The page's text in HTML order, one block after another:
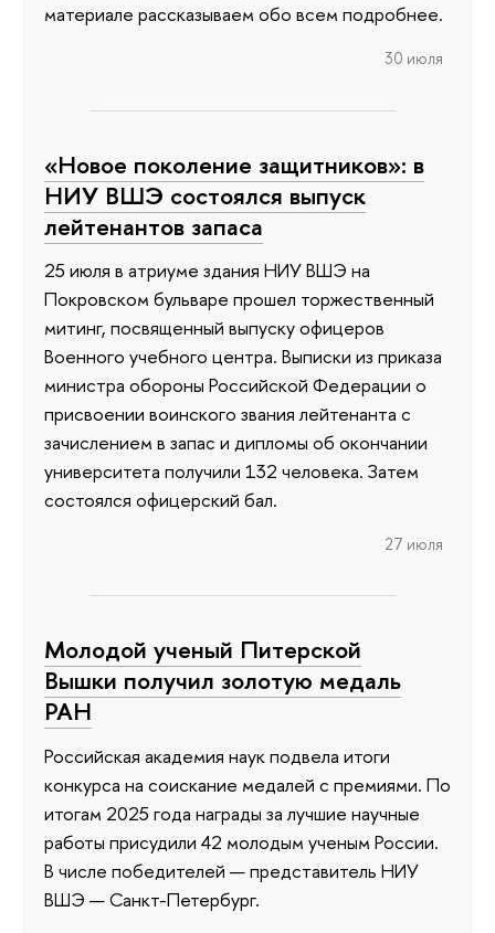
материале рассказываем обо всем подробнее.
30 июля
«Новое поколение защитников»: в
НИУ ВШЭ состоялся выпуск
лейтенантов запаса
25 июля в атриуме здания НИУ ВШЭ на
Покровском бульваре прошел торжественный
митинг, посвященный выпуску офицеров
Военного учебного центра. Выписки из приказа
министра обороны Российской Федерации о
присвоении воинского звания лейтенанта с
зачислением в запас и дипломы об окончании
университета получили 132 человека. Затем
состоялся офицерский бал.
27 июля
Молодой ученый Питерской
Вышки получил золотую медаль
РАН
Российская академия наук подвела итоги
конкурса на соискание медалей с премиями. По
итогам 2025 года награды за лучшие научные
работы присудили 42 молодым ученым России.
В числе победителей — представитель НИУ
ВШЭ — Санкт-Петербург.